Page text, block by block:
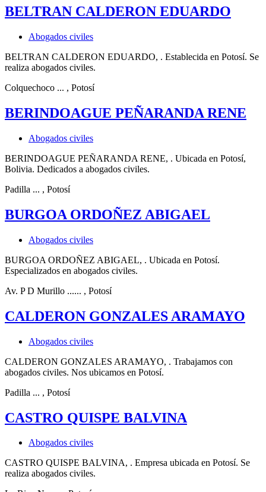
BELTRAN CALDERON EDUARDO
Abogados civiles
BELTRAN CALDERON EDUARDO, . Establecida en Potosí. Se
realiza abogados civiles.
Colquechoco ... , Potosí
BERINDOAGUE PEÑARANDA RENE
Abogados civiles
BERINDOAGUE PEÑARANDA RENE, . Ubicada en Potosí,
Bolivia. Dedicados a abogados civiles.
Padilla ... , Potosí
BURGOA ORDOÑEZ ABIGAEL
Abogados civiles
BURGOA ORDOÑEZ ABIGAEL, . Ubicada en Potosí.
Especializados en abogados civiles.
Av. P D Murillo ...... , Potosí
CALDERON GONZALES ARAMAYO
Abogados civiles
CALDERON GONZALES ARAMAYO, . Trabajamos con
abogados civiles. Nos ubicamos en Potosí.
Padilla ... , Potosí
CASTRO QUISPE BALVINA
Abogados civiles
CASTRO QUISPE BALVINA, . Empresa ubicada en Potosí. Se
realiza abogados civiles.